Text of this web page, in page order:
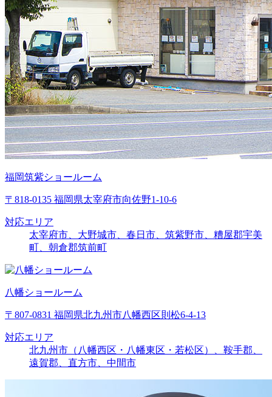
福岡筑紫ショールーム
〒818-0135 福岡県太宰府市向佐野1-10-6
対応エリア
太宰府市、大野城市、春日市、筑紫野市、糟屋郡宇美
町、朝倉郡筑前町
八幡ショールーム
〒807-0831 福岡県北九州市八幡西区則松6-4-13
対応エリア
北九州市（八幡西区・八幡東区・若松区）、鞍手郡、
遠賀郡、直方市、中間市